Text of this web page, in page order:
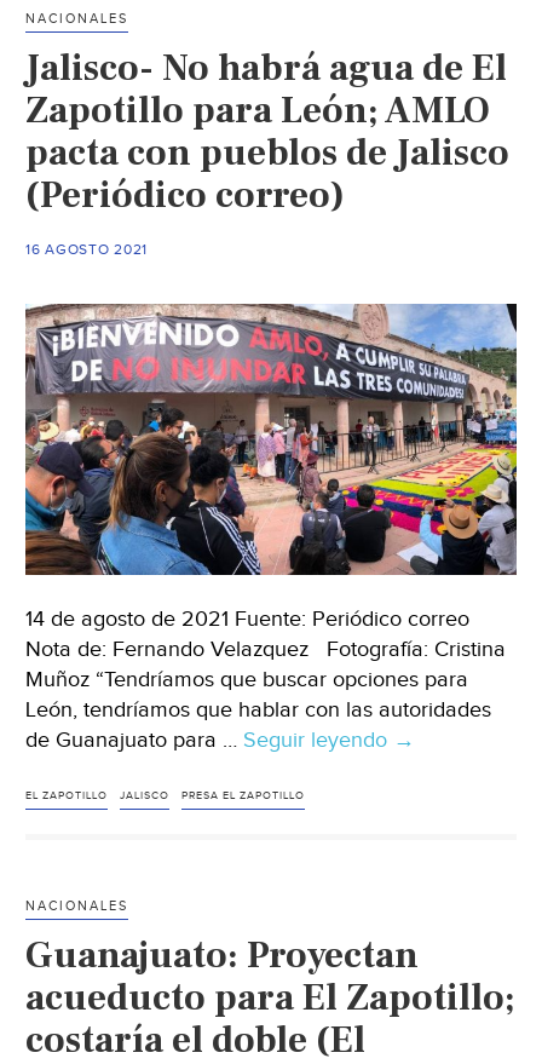
que
se
priorizarán
en
la
Junta
de
Coordinación
afirma
Enrique
Alfaro
(El
Heraldo
de
México)
NACIONALES
Jalisco- No habrá agua de El
Zapotillo para León; AMLO
pacta con pueblos de Jalisco
(Periódico correo)
16 AGOSTO 2021
14 de agosto de 2021 Fuente: Periódico correo
Nota de: Fernando Velazquez Fotografía: Cristina
Muñoz “Tendríamos que buscar opciones para
León, tendríamos que hablar con las autoridades
de Guanajuato para … Seguir leyendo Jalisco-
para
León;
AMLO
→
EL ZAPOTILLO JALISCO PRESA EL ZAPOTILLO
NACIONALES
Guanajuato: Proyectan
acueducto para El Zapotillo;
costaría el doble (El